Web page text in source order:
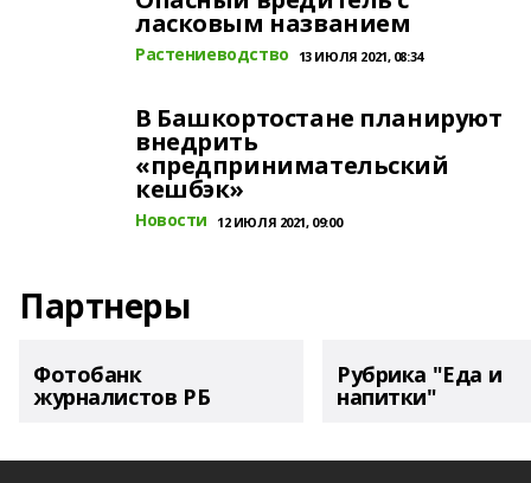
ласковым названием
Растениеводство 13 ИЮЛЯ 2021, 08:34
В Башкортостане планируют
внедрить
«предпринимательский
кешбэк»
Новости 12 ИЮЛЯ 2021, 09:00
Партнеры
Фотобанк
журналистов РБ
Рубрика "Еда и
напитки"